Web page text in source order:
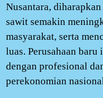
Nusantara,
sawit semakin
masyarakat, serta
luas. Perusahaan
dengan profesional
perekonomian